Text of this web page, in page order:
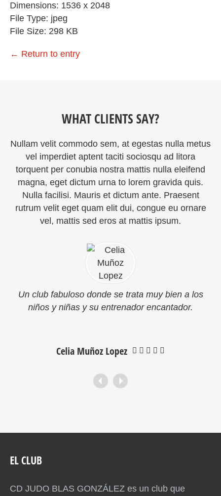
Dimensions: 1536 x 2048
File Type: jpeg
File Size: 298 KB
← Return to entry
WHAT CLIENTS SAY?
Nullam velit commodo sem, at egestas nulla metus
vel imperdiet aptent taciti sociosqu ad litora
torquent per conubia nostra mattis nulla eleifend
magna, eget dictum urna to lorem gravida quis.
Nulla facilisi. Mauris et dictum ante. Praesent
rutrum velit eget quam elit dui, congue eu ornare
vel, mattis sed eros at mattis ipsum.
Un club fabuloso donde se trata muy bien a los
niños y niñas y su entrenador encantador.
Celia Muñoz Lopez
EL CLUB
CD JUDO BLAS GONZÁLEZ es un club que